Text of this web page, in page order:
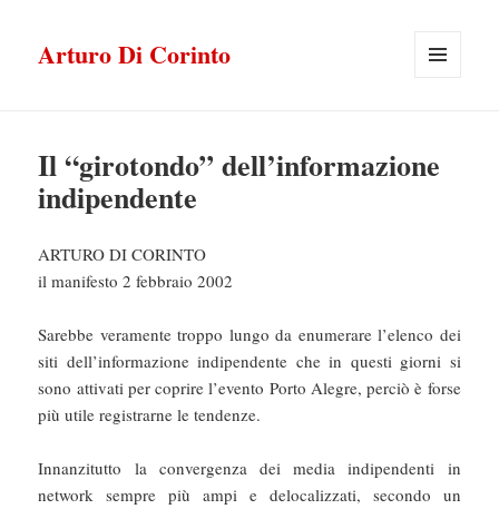
Arturo Di Corinto
Il “girotondo” dell’informazione
indipendente
ARTURO DI CORINTO
il manifesto 2 febbraio 2002
Sarebbe veramente troppo lungo da enumerare l’elenco dei
siti dell’informazione indipendente che in questi giorni si
sono attivati per coprire l’evento Porto Alegre, perciò è forse
più utile registrarne le tendenze.
Innanzitutto la convergenza dei media indipendenti in
network sempre più ampi e delocalizzati, secondo un